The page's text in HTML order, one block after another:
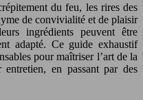
du feu, les rires des
de convivialité et de plaisir
ingrédients peuvent être
adapté. Ce guide exhaustif
pour maîtriser l’art de la
en passant par des